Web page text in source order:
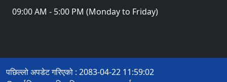
09:00 AM - 5:00 PM (Monday to Friday)
पछिल्लो अपडेट गरिएको : 2083-04-22 11:59:02